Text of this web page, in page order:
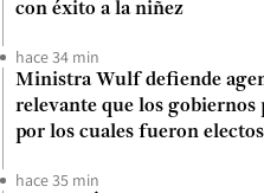
con éxito a la niñez
hace 34 min
Ministra Wulf defiende
relevante que los
por los cuales fueron
hace 35 min